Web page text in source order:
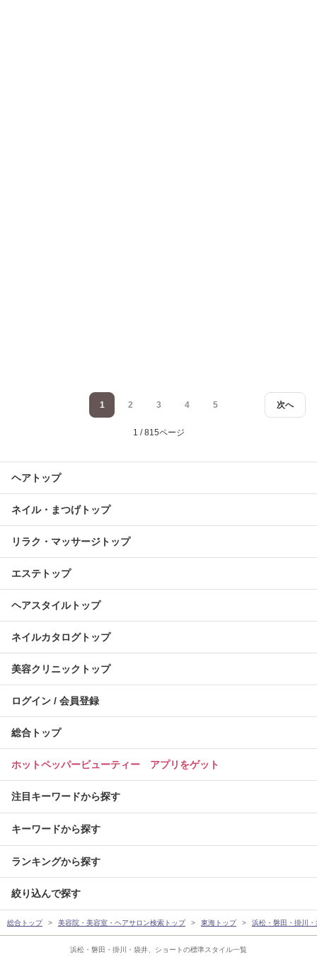
浜松・磐田・掛川・袋井、ショートの標準スタイル一覧
次へ
1 2 3 4 5
1 / 815ページ
ヘアトップ
ネイル・まつげトップ
リラク・マッサージトップ
エステトップ
ヘアスタイルトップ
ネイルカタログトップ
美容クリニックトップ
ログイン / 会員登録
総合トップ
ホットペッパービューティー アプリをゲット
注目キーワードから探す
キーワードから探す
ランキングから探す
絞り込んで探す
総合トップ 美容院・美容室・ヘアサロン検索トップ 東海トップ 浜松・磐田・掛川